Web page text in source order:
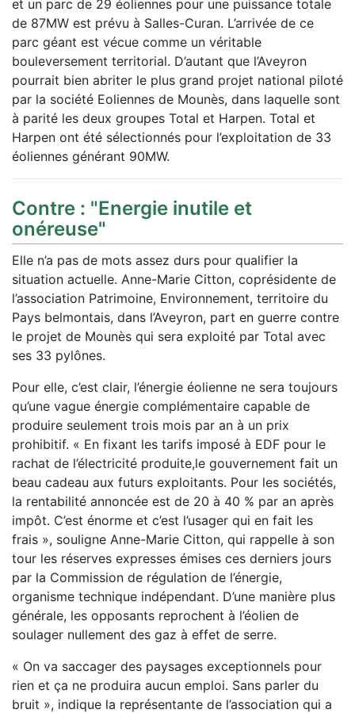
et un parc de 29 éoliennes pour une puissance totale
de 87MW est prévu à Salles-Curan. L’arrivée de ce
parc géant est vécue comme un véritable
bouleversement territorial. D’autant que l’Aveyron
pourrait bien abriter le plus grand projet national piloté
par la société Eoliennes de Mounès, dans laquelle sont
à parité les deux groupes Total et Harpen. Total et
Harpen ont été sélectionnés pour l’exploitation de 33
éoliennes générant 90MW.
Contre : "Energie inutile et
onéreuse"
Elle n’a pas de mots assez durs pour qualifier la
situation actuelle. Anne-Marie Citton, coprésidente de
l’association Patrimoine, Environnement, territoire du
Pays belmontais, dans l’Aveyron, part en guerre contre
le projet de Mounès qui sera exploité par Total avec
ses 33 pylônes.
Pour elle, c’est clair, l’énergie éolienne ne sera toujours
qu’une vague énergie complémentaire capable de
produire seulement trois mois par an à un prix
prohibitif. « En fixant les tarifs imposé à EDF pour le
rachat de l’électricité produite,le gouvernement fait un
beau cadeau aux futurs exploitants. Pour les sociétés,
la rentabilité annoncée est de 20 à 40 % par an après
impôt. C’est énorme et c’est l’usager qui en fait les
frais », souligne Anne-Marie Citton, qui rappelle à son
tour les réserves expresses émises ces derniers jours
par la Commission de régulation de l’énergie,
organisme technique indépendant. D’une manière plus
générale, les opposants reprochent à l’éolien de
soulager nullement des gaz à effet de serre.
« On va saccager des paysages exceptionnels pour
rien et ça ne produira aucun emploi. Sans parler du
bruit », indique la représentante de l’association qui a